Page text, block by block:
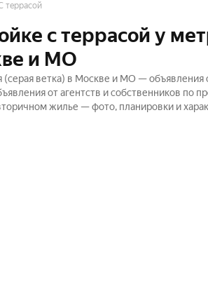
террасой
с террасой у
и МО
ветка) в Москве и МО — объявления
от агентств и собственников по
жилье — фото, планировки и